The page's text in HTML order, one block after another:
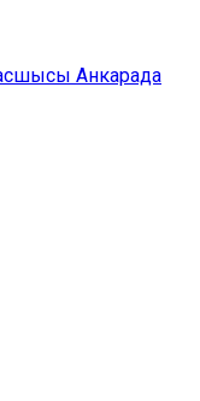
Анкарада